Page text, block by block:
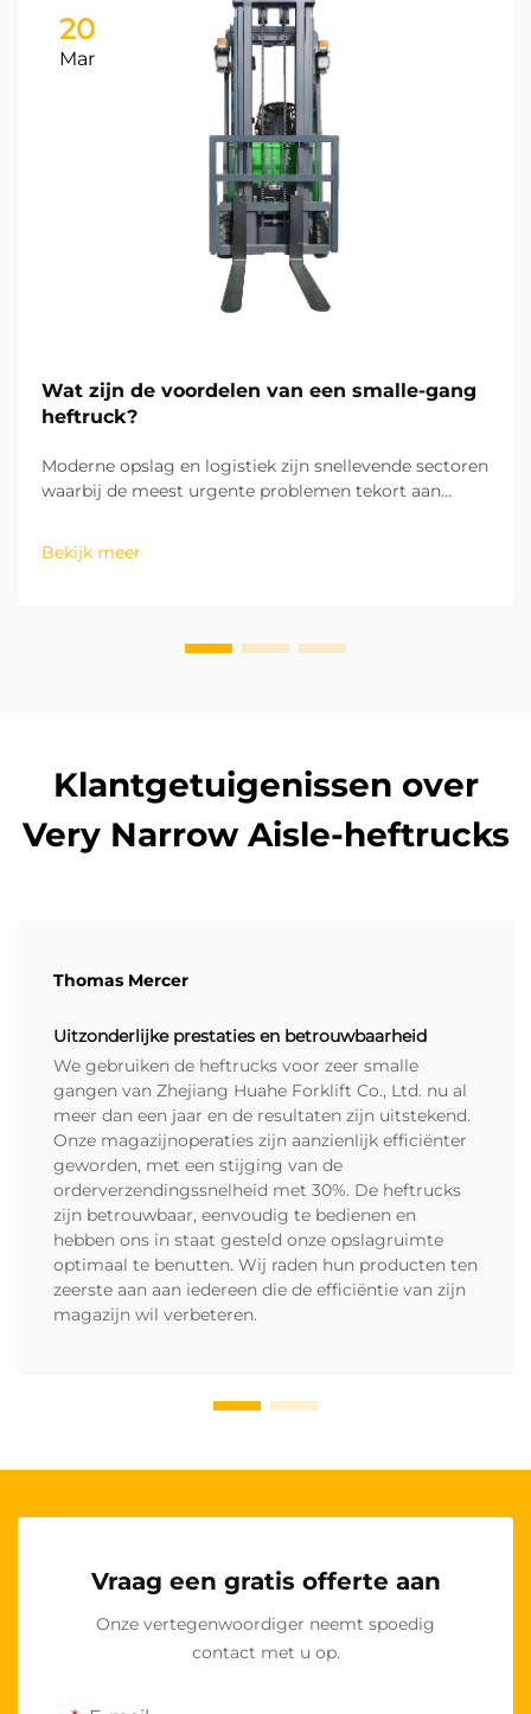
20
Mar
Wat zijn de voordelen van een smalle-gang
heftruck?
Moderne opslag en logistiek zijn snellevende sectoren
waarbij de meest urgente problemen tekort aan
verticale (2D) opslagsystemen die gebruikmaken van
de hoogte van het magazijn terwijl het
Bekijk meer
Klantgetuigenissen over
Very Narrow Aisle-heftrucks
Thomas Mercer
Uitzonderlijke prestaties en betrouwbaarheid
We gebruiken de heftrucks voor zeer smalle
gangen van Zhejiang Huahe Forklift Co., Ltd. nu al
meer dan een jaar en de resultaten zijn uitstekend.
Onze magazijnoperaties zijn aanzienlijk efficiënter
geworden, met een stijging van de
orderverzendingssnelheid met 30%. De heftrucks
zijn betrouwbaar, eenvoudig te bedienen en
hebben ons in staat gesteld onze opslagruimte
optimaal te benutten. Wij raden hun producten ten
zeerste aan aan iedereen die de efficiëntie van zijn
magazijn wil verbeteren.
Vraag een gratis offerte aan
Onze vertegenwoordiger neemt spoedig
contact met u op.